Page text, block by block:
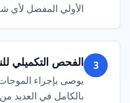
الأولي المفضل لأي
3 الفحص التكميلي
يوصى بإجراء
بالكامل في العديد